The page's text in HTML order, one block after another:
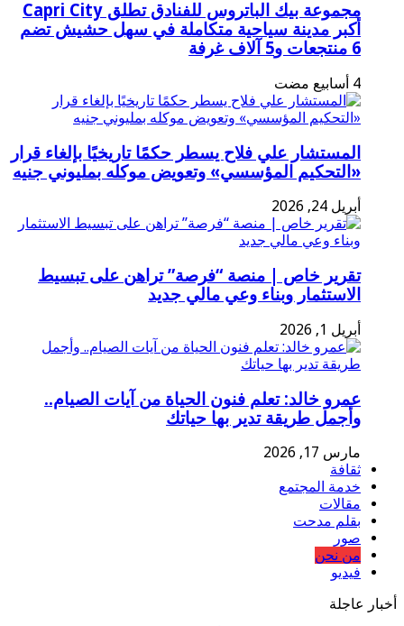
مجموعة بيك الباتروس للفنادق تطلق Capri City
أكبر مدينة سياحية متكاملة في سهل حشيش تضم
6 منتجعات و5 آلاف غرفة
المستشار علي فلاح يسطر حكمًا تاريخيًا بإلغاء قرار
«التحكيم المؤسسي» وتعويض موكله بمليوني جنيه
أبريل 24, 2026
تقرير خاص | منصة “فرصة” تراهن على تبسيط
الاستثمار وبناء وعي مالي جديد
أبريل 1, 2026
عمرو خالد: تعلم فنون الحياة من آيات الصيام..
وأجمل طريقة تدير بها حياتك
مارس 17, 2026
ثقافة
خدمة المجتمع
مقالات
بقلم مدحت
صور
من نحن
فيديو
أخبار عاجلة